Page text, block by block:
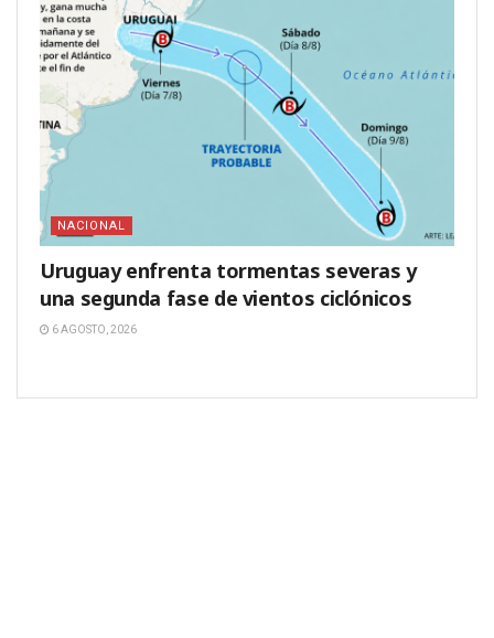
NACIONAL
Uruguay enfrenta tormentas severas y
una segunda fase de vientos ciclónicos
6 AGOSTO, 2026